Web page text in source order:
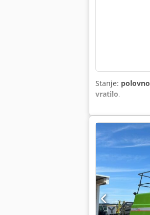
Stanje: polovno
vratilo,